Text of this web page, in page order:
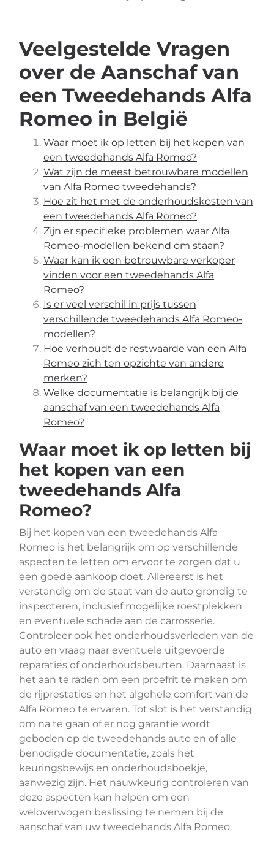
Veelgestelde Vragen
over de Aanschaf van
een Tweedehands Alfa
Romeo in België
Waar moet ik op letten bij het kopen van
een tweedehands Alfa Romeo?
Wat zijn de meest betrouwbare modellen
van Alfa Romeo tweedehands?
Hoe zit het met de onderhoudskosten van
een tweedehands Alfa Romeo?
Zijn er specifieke problemen waar Alfa
Romeo-modellen bekend om staan?
Waar kan ik een betrouwbare verkoper
vinden voor een tweedehands Alfa
Romeo?
Is er veel verschil in prijs tussen
verschillende tweedehands Alfa Romeo-
modellen?
Hoe verhoudt de restwaarde van een Alfa
Romeo zich ten opzichte van andere
merken?
Welke documentatie is belangrijk bij de
aanschaf van een tweedehands Alfa
Romeo?
Waar moet ik op letten bij
het kopen van een
tweedehands Alfa
Romeo?
Bij het kopen van een tweedehands Alfa
Romeo is het belangrijk om op verschillende
aspecten te letten om ervoor te zorgen dat u
een goede aankoop doet. Allereerst is het
verstandig om de staat van de auto grondig te
inspecteren, inclusief mogelijke roestplekken
en eventuele schade aan de carrosserie.
Controleer ook het onderhoudsverleden van de
auto en vraag naar eventuele uitgevoerde
reparaties of onderhoudsbeurten. Daarnaast is
het aan te raden om een proefrit te maken om
de rijprestaties en het algehele comfort van de
Alfa Romeo te ervaren. Tot slot is het verstandig
om na te gaan of er nog garantie wordt
geboden op de tweedehands auto en of alle
benodigde documentatie, zoals het
keuringsbewijs en onderhoudsboekje,
aanwezig zijn. Het nauwkeurig controleren van
deze aspecten kan helpen om een
weloverwogen beslissing te nemen bij de
aanschaf van uw tweedehands Alfa Romeo.